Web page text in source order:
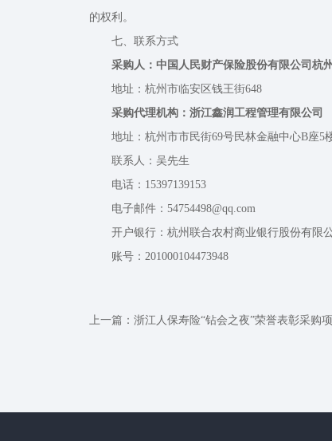
的权利。
七、联系方式
采购人：中国人民财产保险股份有限公司杭
地址：杭州市临安区钱王街648
采购代理机构：浙江鑫润工程管理有限公司
地址：杭州市市民街69号民林金融中心B座5
联系人：吴先生
电话：15397139153
电子邮件：54754498@qq.com
开户银行：杭州联合农村商业银行股份有限
账号：201000104473948
上一篇： 浙江人保寿险“钻会之夜”荣誉表彰采购